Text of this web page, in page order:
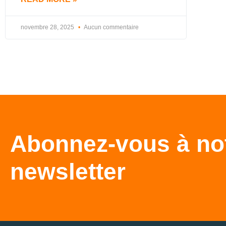
novembre 28, 2025 Aucun commentaire
Abonnez-vous à
newsletter